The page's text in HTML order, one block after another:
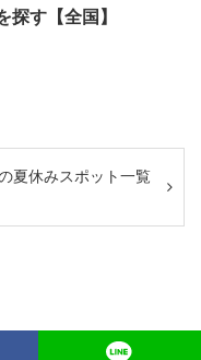
す【全国】
夏休みスポット一覧